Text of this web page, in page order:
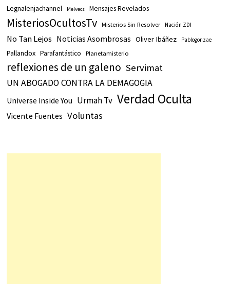
Legnalenjachannel Melvecs Mensajes Revelados
MisteriosOcultosTv Misterios Sin Resolver Nación ZDI
No Tan Lejos Noticias Asombrosas Oliver Ibáñez Pablogonzae
Pallandox Parafantástico Planetamisterio
reflexiones de un galeno Servimat
UN ABOGADO CONTRA LA DEMAGOGIA
Universe Inside You Urmah Tv Verdad Oculta
Vicente Fuentes Voluntas